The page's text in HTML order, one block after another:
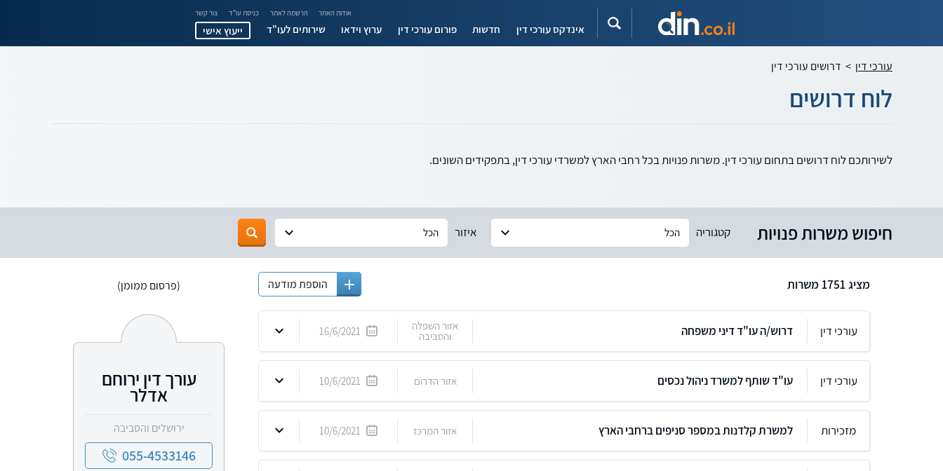
אודות האתר הרשמה לאתר כניסת עו"ד צור קשר
אינדקס עורכי דין חדשות פורום עורכי דין ערוץ וידאו שירותים לעו"ד ייעוץ אישי
עורכי דין > דרושים עורכי דין
לוח דרושים
לשירותכם לוח דרושים בתחום עורכי דין. משרות פנויות בכל רחבי הארץ למשרדי עורכי דין, בתפקידים השונים.
חיפוש משרות פנויות קטגוריה איזור
מציג 1751 משרות הוספת מודעה
עורכי דין דרוש/ה עו"ד דיני משפחה אזור השפלה
והסביבה 16/6/2021
עורכי דין עו"ד שותף למשרד ניהול נכסים אזור הדרום 10/6/2021
מזכירות למשרת קלדנות במספר סניפים ברחבי הארץ אזור המרכז 10/6/2021
(פרסום ממומן)
עורך דין ירוחם
אדלר
ירושלים והסביבה
055-4533146